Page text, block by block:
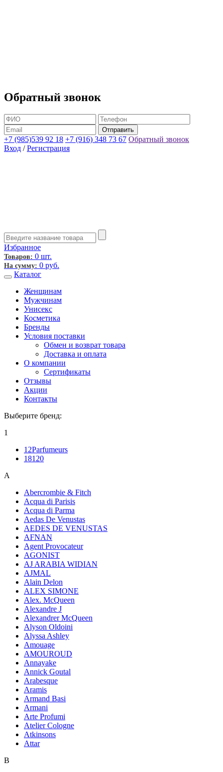
Обратный звонок
+7 (985)539 92 18 +7 (916) 348 73 67 Обратный звонок
Вход / Регистрация
Избранное
Товаров: 0 шт.
На сумму: 0 руб.
Каталог
Женщинам
Мужчинам
Унисекс
Косметика
Бренды
Условия поставки
Обмен и возврат товара
Доставка и оплата
О компании
Сертификаты
Отзывы
Акции
Контакты
Выберите бренд:
1
12Parfumeurs
18120
A
Abercrombie & Fitch
Acqua di Parisis
Acqua di Parma
Aedas De Venustas
AEDES DE VENUSTAS
AFNAN
Agent Provocateur
AGONIST
AJ ARABIA WIDIAN
AJMAL
Alain Delon
ALEX SIMONE
Alex. McQueen
Alexandre J
Alexandrer McQueen
Alyson Oldoini
Alyssa Ashley
Amouage
AMOUROUD
Annayake
Annick Goutal
Arabesque
Aramis
Armand Basi
Armani
Arte Profumi
Atelier Cologne
Atkinsons
Attar
B